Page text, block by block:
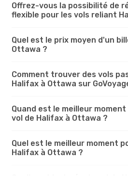
Offrez-vous la possibilité de
flexible pour les vols reliant
Quel est le prix moyen d'un
Ottawa ?
Comment trouver des vols
Halifax à Ottawa sur
Quand est le meilleur
vol de Halifax à Ottawa ?
Quel est le meilleur moment
Halifax à Ottawa ?